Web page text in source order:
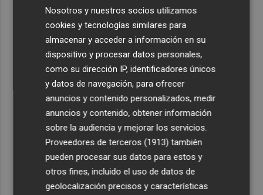
El Villarreal anuncia a sus seis capitanes: Gerard
Moreno, Foyth, Comesaña, Ayoze, Cardona y Logan
Costa
Recibe toda la actualidad de
Plaza Podcast en tu correo
Quiero suscribirme
Nosotros y nuestros socios utilizamos
cookies y tecnologías similares para
almacenar y acceder a información en su
dispositivo y procesar datos personales,
como su dirección IP, identificadores únicos
y datos de navegación, para ofrecer
anuncios y contenido personalizados, medir
anuncios y contenido, obtener información
sobre la audiencia y mejorar los servicios.
Proveedores de terceros (1913) también
pueden procesar sus datos para estos y
otros fines, incluido el uso de datos de
geolocalización precisos y características